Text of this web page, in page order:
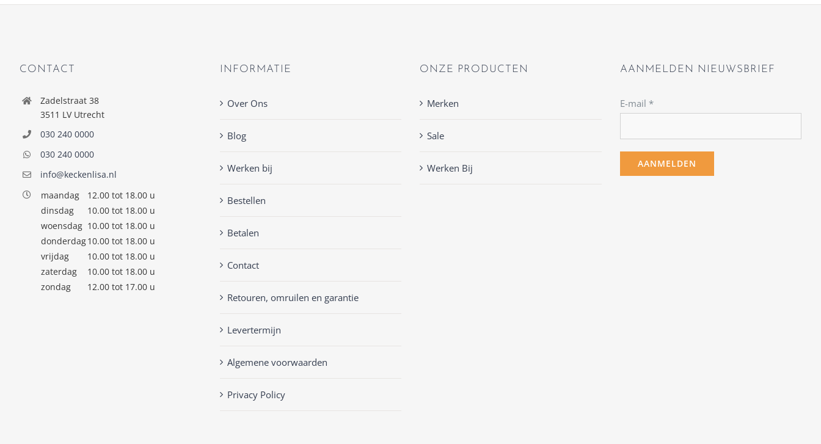
CONTACT
Zadelstraat 38
3511 LV Utrecht
030 240 0000
030 240 0000
info@keckenlisa.nl
maandag
12.00 tot 18.00 u
dinsdag
10.00 tot 18.00 u
woensdag 10.00 tot 18.00 u
donderdag10.00 tot 18.00 u
vrijdag
10.00 tot 18.00 u
zaterdag
10.00 tot 18.00 u
zondag
12.00 tot 17.00 u
INFORMATIE
Over Ons
Blog
Werken bij
Bestellen
Betalen
Contact
Retouren, omruilen en garantie
Levertermijn
Algemene voorwaarden
Privacy Policy
ONZE PRODUCTEN
Merken
Sale
Werken Bij
AANMELDEN NIEUWSBRIEF
E-mail *